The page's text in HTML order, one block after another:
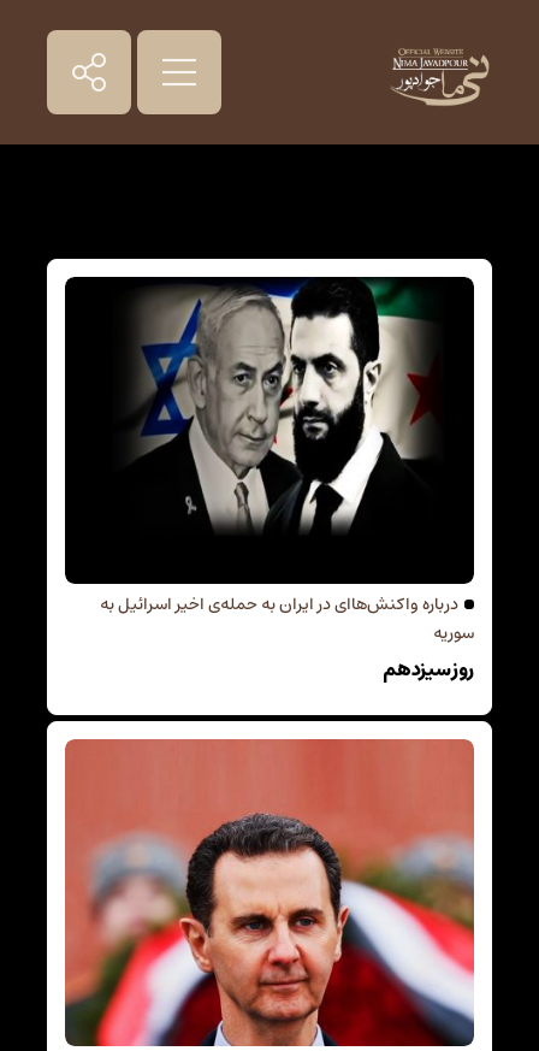
درباره واکنش‌هاای در ایران به حمله‌ی اخیر اسرائیل به
سوریه
روز سیزدهم